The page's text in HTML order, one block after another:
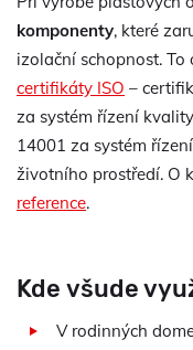
komponenty, které
izolační schopnost.
certifikáty ISO –
za systém řízení
14001 za systém
životního prostředí. O
reference.
Kde všude
V rodinných